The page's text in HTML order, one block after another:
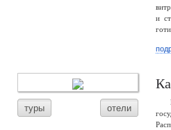
и
туры отели